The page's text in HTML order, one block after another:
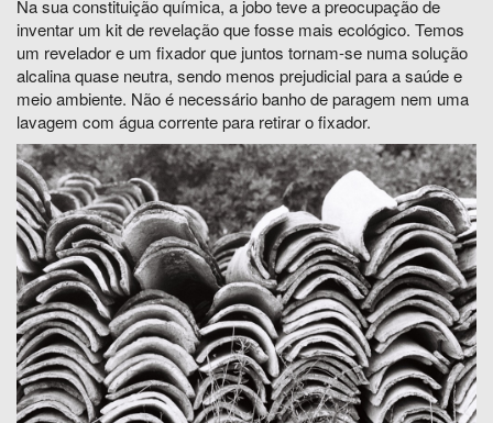
Na sua constituição química, a jobo teve a preocupação de
inventar um kit de revelação que fosse mais ecológico. Temos
um revelador e um fixador que juntos tornam-se numa solução
alcalina quase neutra, sendo menos prejudicial para a saúde e
meio ambiente. Não é necessário banho de paragem nem uma
lavagem com água corrente para retirar o fixador.